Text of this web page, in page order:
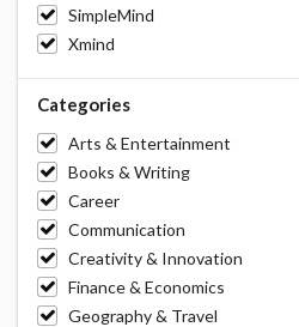
SimpleMind
Xmind
Categories
Arts & Entertainment
Books & Writing
Career
Communication
Creativity & Innovation
Finance & Economics
Geography & Travel